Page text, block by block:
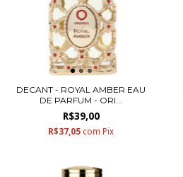
DECANT - ROYAL AMBER EAU
DE PARFUM - ORI...
R$39,00
R$37,05 com Pix